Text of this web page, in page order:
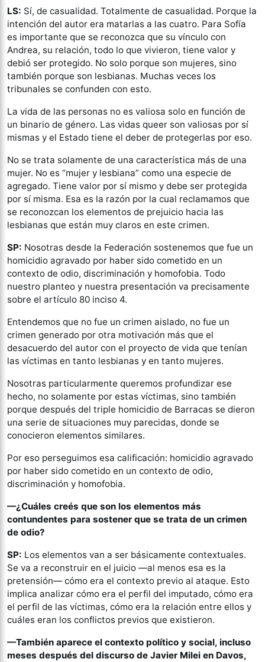
LS: Sí, de casualidad. Totalmente de casualidad. Porque la
intención del autor era matarlas a las cuatro. Para Sofía
es importante que se reconozca que su vínculo con
Andrea, su relación, todo lo que vivieron, tiene valor y
debió ser protegido. No solo porque son mujeres, sino
también porque son lesbianas. Muchas veces los
tribunales se confunden con esto.
La vida de las personas no es valiosa solo en función de
un binario de género. Las vidas queer son valiosas por sí
mismas y el Estado tiene el deber de protegerlas por eso.
No se trata solamente de una característica más de una
mujer. No es “mujer y lesbiana” como una especie de
agregado. Tiene valor por sí mismo y debe ser protegida
por sí misma. Esa es la razón por la cual reclamamos que
se reconozcan los elementos de prejuicio hacia las
lesbianas que están muy claros en este crimen.
SP: Nosotras desde la Federación sostenemos que fue un
homicidio agravado por haber sido cometido en un
contexto de odio, discriminación y homofobia. Todo
nuestro planteo y nuestra presentación va precisamente
sobre el artículo 80 inciso 4.
Entendemos que no fue un crimen aislado, no fue un
crimen generado por otra motivación más que el
desacuerdo del autor con el proyecto de vida que tenían
las víctimas en tanto lesbianas y en tanto mujeres.
Nosotras particularmente queremos profundizar ese
hecho, no solamente por estas víctimas, sino también
porque después del triple homicidio de Barracas se dieron
una serie de situaciones muy parecidas, donde se
conocieron elementos similares.
Por eso perseguimos esa calificación: homicidio agravado
por haber sido cometido en un contexto de odio,
discriminación y homofobia.
—¿Cuáles creés que son los elementos más
contundentes para sostener que se trata de un crimen
de odio?
SP: Los elementos van a ser básicamente contextuales.
Se va a reconstruir en el juicio —al menos esa es la
pretensión— cómo era el contexto previo al ataque. Esto
implica analizar cómo era el perfil del imputado, cómo era
el perfil de las víctimas, cómo era la relación entre ellos y
cuáles eran los conflictos previos que existieron.
—También aparece el contexto político y social, incluso
meses después del discurso de Javier Milei en Davos,